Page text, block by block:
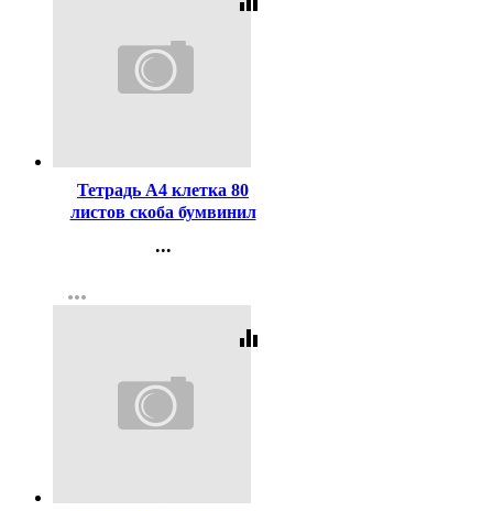
Тетрадь А4 клетка 80
листов скоба бумвинил
ассорти
...
Регистрация
more_horiz
equalizer